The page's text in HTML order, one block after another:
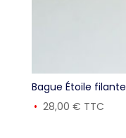
Bague Étoile filante
28,00 € TTC